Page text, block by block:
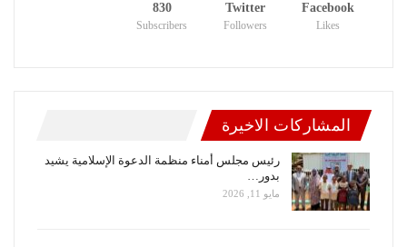
Facebook
Likes
Twitter
Followers
830
Subscribers
المشاركات الاخيرة
رئيس مجلس أمناء منظمة الدعوة الإسلامية يشيد
بدور…
مايو 11, 2026